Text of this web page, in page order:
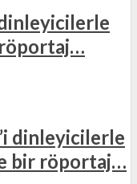
dinleyicilerle
dinleyicilerle
bir röportaj…